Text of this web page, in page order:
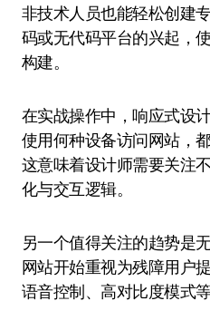
非技术人员也能轻松创建
码或无代码平台的兴起，
构建。
在实战操作中，响应式设
使用何种设备访问网站，
这意味着设计师需要关注
化与交互逻辑。
另一个值得关注的趋势是
网站开始重视为残障用户
语音控制、高对比度模式